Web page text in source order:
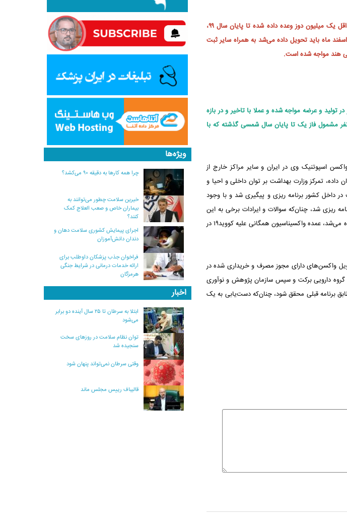
مشکلات فنی و کندی تولید و تقاضای بالای واکسن اسپوتنیک وی موجب شد که از حداقل یک میلیون دوز وعده داده شده تا پایان سال ۹۹،
کوواکسین هند که تا پایان اسفند ماه باید تحویل داده می‌شد به همراه سایر ثبت
هند مواجه شده است.
نیز با تاخیر در تولید و عرضه مواجه شده و عملا با تاخیر و در بازه
به دست ما خواهد رسید، لذا برنامه ریزی واکسیناسیون حداقل یک میلیون و ۳۰۰ هزار نفر مشمول فاز یک تا پایان سال شمسی گذشته که با
اسپوتنیک وی در ایران و سایر مراکز خارج از
تمرکز وزارت بهداشت بر توان داخلی و احیا و
داخل کشور برنامه ریزی و پیگیری شد و با وجود
ریزی شد، چنان‌که سوالات و ایرادات برخی به این
موضوع، امروز و با شرایط فعلی عرضه و تقاضای واکسن کرونا، دیگر دشوار نیست و همان‌گونه که تخمین زده می‌شد، عمده واکسیناسیون همگانی علیه کووید۱۹ در
واکسن‌های دارای مجوز مصرف و خریداری شده در
گروه دارویی برکت و سپس سازمان پژوهش و نوآوری
برنامه قبلی محقق شود، چنان‌که دست‌یابی به یک
ویژه‌ها
چرا همه کارها به دقیقه ۹۰ می‌کشد؟
خیرین سلامت چطور می‌توانند به
بیماران خاص و صعب العلاج کمک
کنند؟
اجرای پیمایش کشوری سلامت دهان و
دندان دانش‌آموزان
فراخوان جذب پزشکان داوطلب برای
ارائه خدمات درمانی در شرایط جنگی
هرمزگان
اخبار
ابتلا به سرطان تا ۲۵ سال آینده دو برابر
می‌شود
توان نظام سلامت در روزهای سخت
سنجیده شد
وقتی سرطان نمی‌تواند پنهان شود
قالیباف رییس مجلس ماند